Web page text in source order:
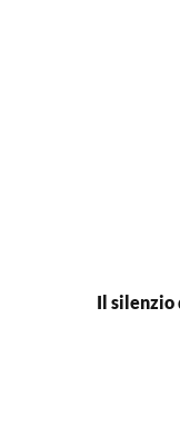
Il silenzio